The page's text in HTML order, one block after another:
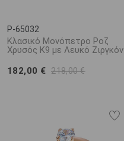
P-65032
Κλασικό Μονόπετρο Ροζ
Χρυσός Κ9 με Λευκό Ζιργκόν
182,00 € 218,00 €